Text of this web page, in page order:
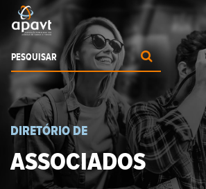
a expandir os seus negócios
DIRETÓRIO DE
ASSOCIADOS